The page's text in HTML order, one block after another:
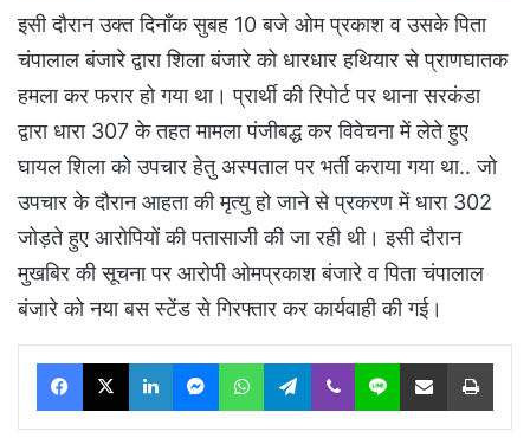
इसी दौरान उक्त दिनाँक सुबह 10 बजे ओम प्रकाश व उसके पिता
चंपालाल बंजारे द्वारा शिला बंजारे को धारधार हथियार से प्राणघातक
हमला कर फरार हो गया था। प्रार्थी की रिपोर्ट पर थाना सरकंडा
द्वारा धारा 307 के तहत मामला पंजीबद्ध कर विवेचना में लेते हुए
घायल शिला को उपचार हेतु अस्पताल पर भर्ती कराया गया था.. जो
उपचार के दौरान आहता की मृत्यु हो जाने से प्रकरण में धारा 302
जोड़ते हुए आरोपियों की पतासाजी की जा रही थी। इसी दौरान
मुखबिर की सूचना पर आरोपी ओमप्रकाश बंजारे व पिता चंपालाल
बंजारे को नया बस स्टेंड से गिरफ्तार कर कार्यवाही की गई।
Facebook
X LinkedInMessengerWhatsAppTelegram
Viber Line Share via Email Print